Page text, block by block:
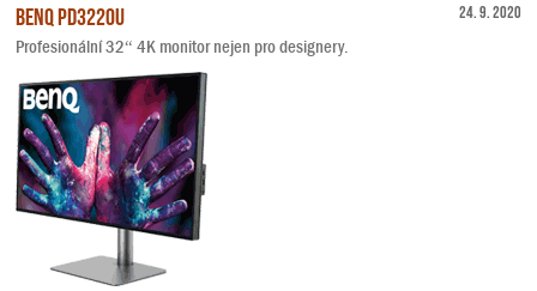
24. 9. 2020
BenQ PD3220U
Profesionální 32“ 4K monitor nejen pro designery.